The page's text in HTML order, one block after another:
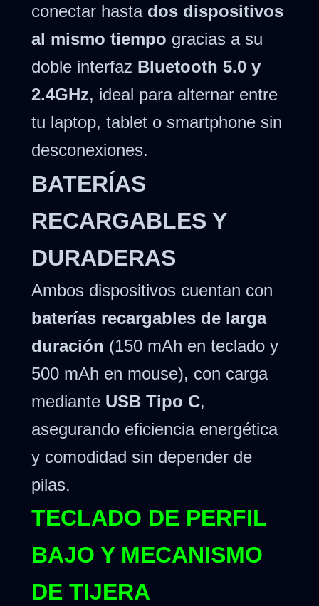
conectar hasta dos dispositivos
al mismo tiempo gracias a su
doble interfaz Bluetooth 5.0 y
2.4GHz, ideal para alternar entre
tu laptop, tablet o smartphone sin
desconexiones.
BATERÍAS
RECARGABLES Y
DURADERAS
Ambos dispositivos cuentan con
baterías recargables de larga
duración (150 mAh en teclado y
500 mAh en mouse), con carga
mediante USB Tipo C,
asegurando eficiencia energética
y comodidad sin depender de
pilas.
TECLADO DE PERFIL
BAJO Y MECANISMO
DE TIJERA